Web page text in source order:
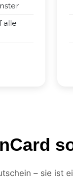
alle
– sie ist